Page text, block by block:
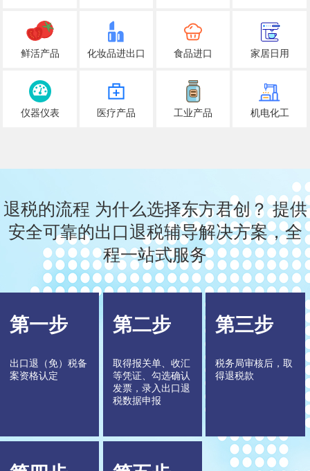
鲜活产品 化妆品进出口 食品进口 家居日用
仪器仪表 医疗产品 工业产品 机电化工
退税的流程 为什么选择东方君创？ 提供
安全可靠的出口退税辅导解决方案，全
程一站式服务
第一步
出口退（免）税备
案资格认定
第二步
取得报关单、收汇
等凭证、勾选确认
发票，录入出口退
税数据申报
第三步
税务局审核后，取
得退税款